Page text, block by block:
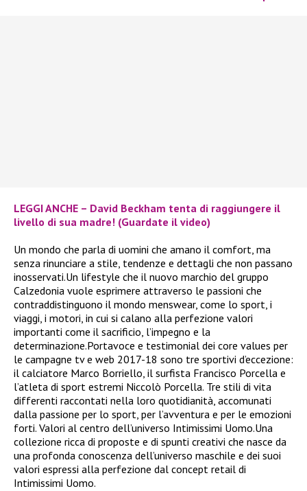
LEGGI ANCHE – David Beckham tenta di raggiungere il
livello di sua madre! (Guardate il video)
Un mondo che parla di uomini che amano il comfort, ma
senza rinunciare a stile, tendenze e dettagli che non passano
inosservati.Un lifestyle che il nuovo marchio del gruppo
Calzedonia vuole esprimere attraverso le passioni che
contraddistinguono il mondo menswear, come lo sport, i
viaggi, i motori, in cui si calano alla perfezione valori
importanti come il sacrificio, l’impegno e la
determinazione.Portavoce e testimonial dei core values per
le campagne tv e web 2017-18 sono tre sportivi d’eccezione:
il calciatore Marco Borriello, il surfista Francisco Porcella e
l’atleta di sport estremi Niccolò Porcella. Tre stili di vita
differenti raccontati nella loro quotidianità, accomunati
dalla passione per lo sport, per l’avventura e per le emozioni
forti. Valori al centro dell’universo Intimissimi Uomo.Una
collezione ricca di proposte e di spunti creativi che nasce da
una profonda conoscenza dell’universo maschile e dei suoi
valori espressi alla perfezione dal concept retail di
Intimissimi Uomo.